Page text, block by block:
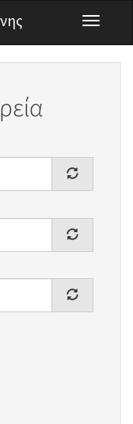
Toggle